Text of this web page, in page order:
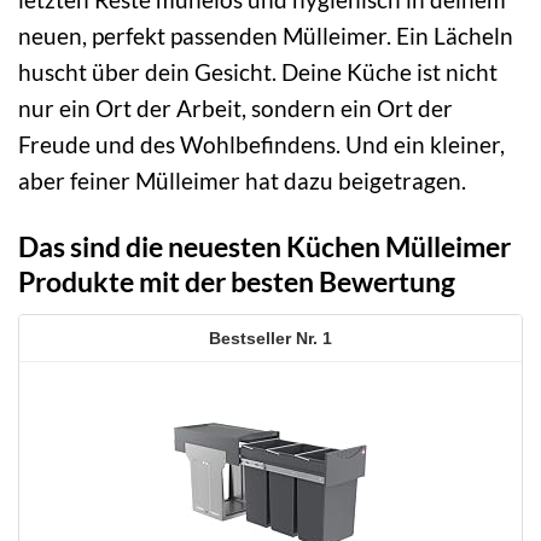
neuen, perfekt passenden Mülleimer. Ein Lächeln
huscht über dein Gesicht. Deine Küche ist nicht
nur ein Ort der Arbeit, sondern ein Ort der
Freude und des Wohlbefindens. Und ein kleiner,
aber feiner Mülleimer hat dazu beigetragen.
Das sind die neuesten Küchen Mülleimer
Produkte mit der besten Bewertung
1